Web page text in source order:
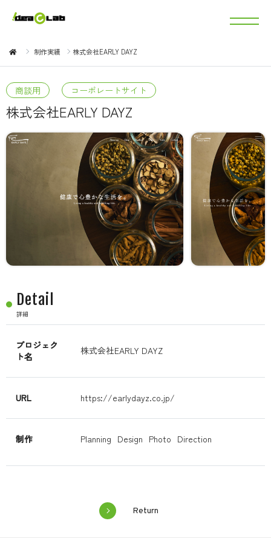
制作実績 株式会社EARLY DAYZ
商談用 コーポレートサイト
株式会社EARLY DAYZ
Detail
詳細
プロジェク
ト名
株式会社EARLY DAYZ
URL https://earlydayz.co.jp/
制作 Planning Design Photo Direction
Return